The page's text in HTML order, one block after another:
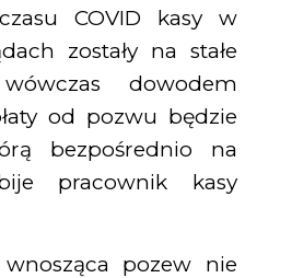
COVID kasy w
zostały na stałe
dowodem
od pozwu będzie
bezpośrednio na
pracownik kasy
pozew nie